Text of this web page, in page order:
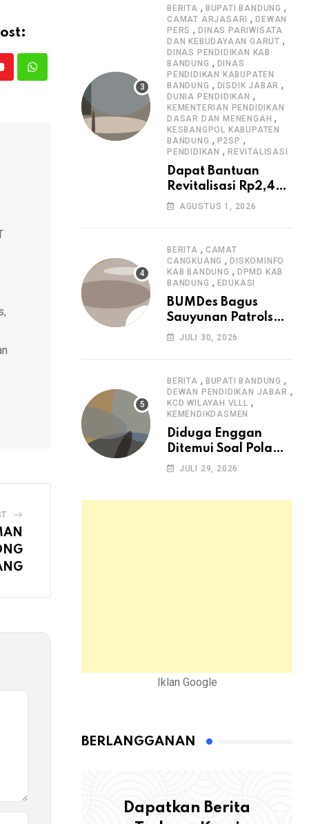
Whatsapp
BERITA , BUPATI BANDUNG ,
CAMAT ARJASARI ,DEWAN
PERS ,DINAS PARIWISATA
DAN KEBUDAYAAN GARUT ,
DINAS PENDIDIKAN KAB
BANDUNG , DINAS
PENDIDIKAN KABUPATEN
BANDUNG , DISDIK JABAR ,
DUNIA PENDIDIKAN ,
KEMENTERIAN PENDIDIKAN
DASAR DAN MENENGAH ,
KESBANGPOL KABUPATEN
BANDUNG , P2SP ,
PENDIDIKAN , REVITALISASI
Dapat Bantuan
Revitalisasi Rp2,4
Miliar, SMPN 1
Masyarakat Sambut
Antusias
AGUSTUS 1, 2026
BERITA , CAMAT
CANGKUANG ,DISKOMINFO
KAB BANDUNG , DPMD KAB
BANDUNG , EDUKASI
BUMDes Bagus
Sauyunan Patrolsari
Alokasikan 20
untuk Ketahanan
Pangan Hewani dan
Nabati
JULI 30, 2026
BERITA , BUPATI BANDUNG ,
DEWAN PENDIDIKAN JABAR ,
KCD WILAYAH VLLL ,
KEMENDIKDASMEN
Diduga Enggan
Ditemui Soal Pola
SPMB, Kepsek SMAN
JULI 29, 2026
Iklan Google
BERLANGGANAN
Dapatkan Berita